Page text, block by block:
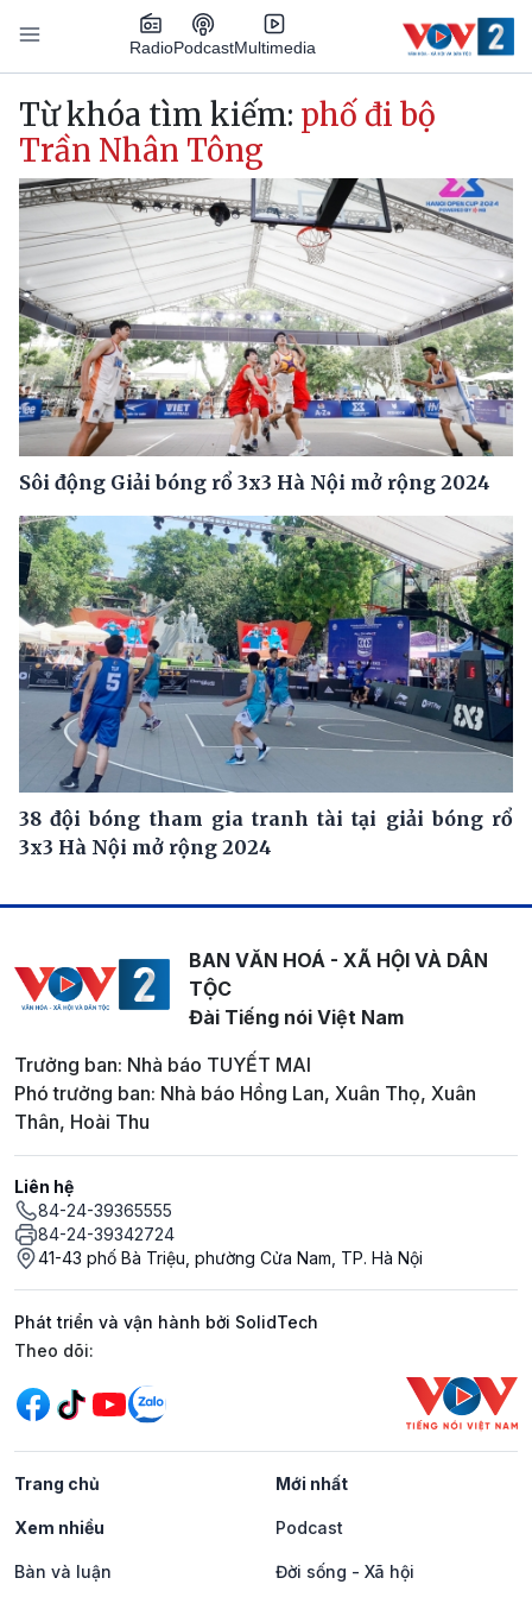
Nhảy đến nội dung
RadioPodcastMultimedia
Main navigation
Từ khóa tìm kiếm: phố đi bộ
Trần Nhân Tông
Sôi động Giải bóng rổ 3x3 Hà Nội mở rộng 2024
38 đội bóng tham gia tranh tài tại giải bóng rổ
3x3 Hà Nội mở rộng 2024
BAN VĂN HOÁ - XÃ HỘI VÀ DÂN
TỘC
Đài Tiếng nói Việt Nam
Trưởng ban: Nhà báo TUYẾT MAI
Phó trưởng ban: Nhà báo Hồng Lan, Xuân Thọ, Xuân
Thân, Hoài Thu
Liên hệ
84-24-39365555
84-24-39342724
41-43 phố Bà Triệu, phường Cửa Nam, TP. Hà Nội
Phát triển và vận hành bởi SolidTech
Mạng xã hội
Theo dõi:
Trang chủ Mới nhất
Xem nhiều Podcast
Bàn và luận Đời sống - Xã hội